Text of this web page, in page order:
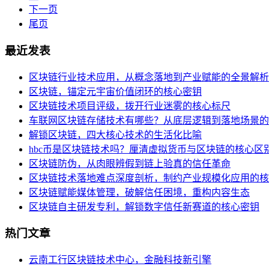
下一页
尾页
最近发表
区块链行业技术应用，从概念落地到产业赋能的全景解析
区块链，锚定元宇宙价值闭环的核心密钥
区块链技术项目评级，拨开行业迷雾的核心标尺
车联网区块链存储技术有哪些？从底层逻辑到落地场景
解锁区块链，四大核心技术的生活化比喻
hbc币是区块链技术吗？厘清虚拟货币与区块链的核心区
区块链防伪，从肉眼辨假到链上验真的信任革命
区块链技术落地难点深度剖析，制约产业规模化应用的
区块链赋能媒体管理，破解信任困境，重构内容生态
区块链自主研发专利，解锁数字信任新赛道的核心密钥
热门文章
云南工行区块链技术中心，金融科技新引擎